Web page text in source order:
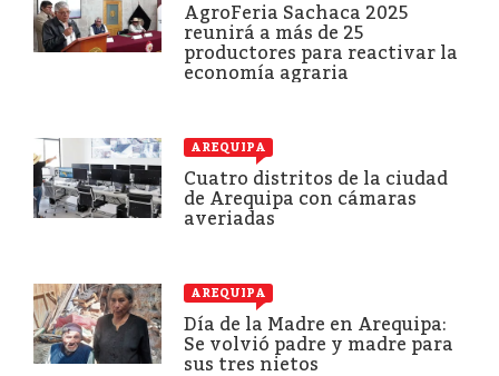
AgroFeria Sachaca 2025
reunirá a más de 25
productores para reactivar la
economía agraria
AREQUIPA
Cuatro distritos de la ciudad
de Arequipa con cámaras
averiadas
AREQUIPA
Día de la Madre en Arequipa:
Se volvió padre y madre para
sus tres nietos